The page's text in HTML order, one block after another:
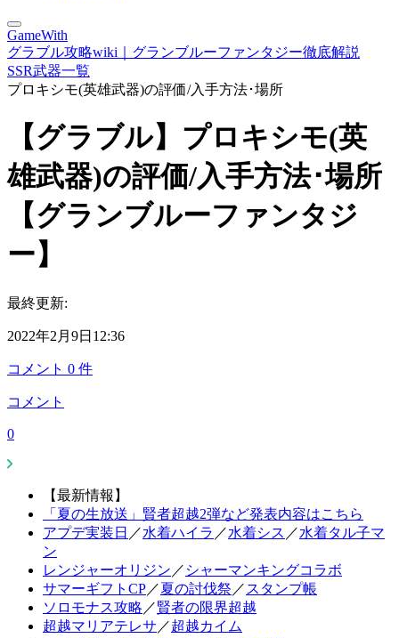
GameWith
グラブル攻略wiki｜グランブルーファンタジー徹底解説
SSR武器一覧
プロキシモ(英雄武器)の評価/入手方法･場所
【グラブル】プロキシモ(英
雄武器)の評価/入手方法･場所
【グランブルーファンタジ
ー】
最終更新:
2022年2月9日12:36
コメント 0 件
コメント
0
【最新情報】
「夏の生放送」賢者超越2弾など発表内容はこちら
アプデ実装日 ／水着ハイラ ／水着シス ／水着タル子マ
ン
レンジャーオリジン ／ シャーマンキングコラボ
サマーギフトCP／夏の討伐祭 ／ スタンプ帳
ソロモナス攻略 ／賢者の限界超越
超越マリアテレサ ／超越カイム